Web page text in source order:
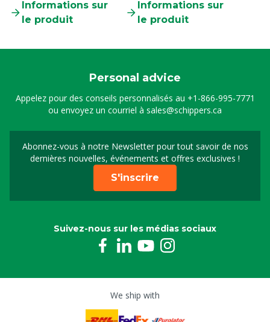
Informations sur
le produit
Informations sur
le produit
Personal advice
Appelez pour des conseils personnalisés au +1-866-995-7771
ou envoyez un courriel à sales@schippers.ca
Abonnez-vous à notre Newsletter pour tout savoir de nos
dernières nouvelles, événements et offres exclusives !
Sign up for our
S'inscrire
Suivez-nous sur les médias sociaux
We ship with